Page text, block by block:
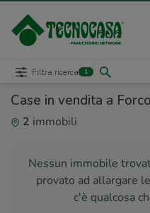
Case in vendita a
2 immobili
Nessun immobile
provato ad allargare
c'è qualcosa
Filtra ricerca 1